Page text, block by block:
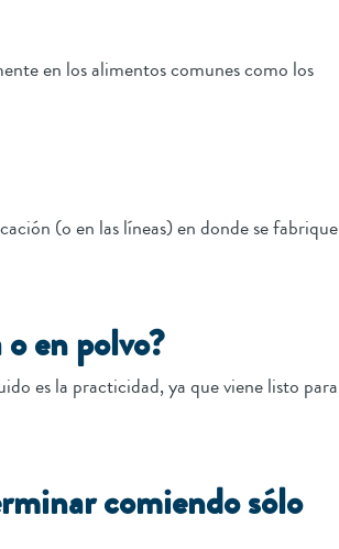
en los alimentos comunes como los
(o en las líneas) en donde se fabrique
en polvo?
es la practicidad, ya que viene listo para
comiendo sólo